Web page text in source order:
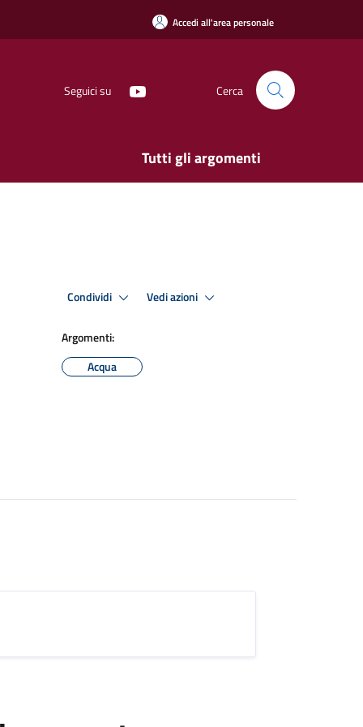
Accedi all'area personale
Seguici su Cerca
Tutti gli argomenti
Condividi Vedi azioni
Argomenti:
Acqua